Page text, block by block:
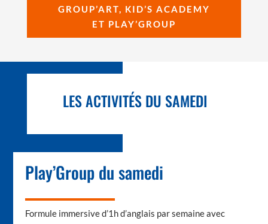
GROUP’ART, KID’S ACADEMY
ET PLAY’GROUP
LES ACTIVITÉS DU SAMEDI
Play’Group du samedi
Formule immersive d’1h d’anglais par semaine avec